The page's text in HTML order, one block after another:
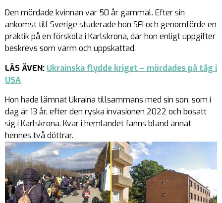
Den mördade kvinnan var 50 år gammal. Efter sin
ankomst till Sverige studerade hon SFI och genomförde en
praktik på en förskola i Karlskrona, där hon enligt uppgifter
beskrevs som varm och uppskattad.
LÄS ÄVEN: Ukrainska flydde kriget – mördades på tåg i
USA
Hon hade lämnat Ukraina tillsammans med sin son, som i
dag är 13 år, efter den ryska invasionen 2022 och bosatt
sig i Karlskrona. Kvar i hemlandet fanns bland annat
hennes två döttrar.